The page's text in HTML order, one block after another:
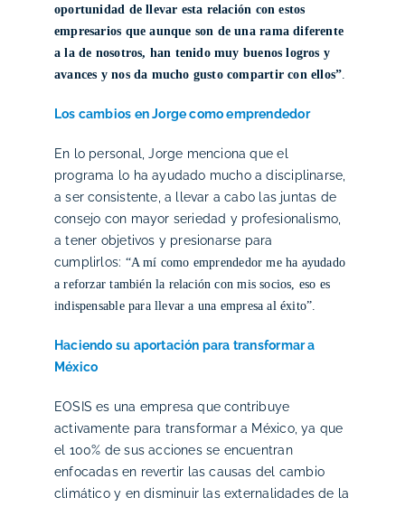
oportunidad de llevar esta relación con estos
empresarios que aunque son de una rama diferente
a la de nosotros, han tenido muy buenos logros y
avances y nos da mucho gusto compartir con ellos”.
Los cambios en Jorge como emprendedor
En lo personal, Jorge menciona que el
programa lo ha ayudado mucho a disciplinarse,
a ser consistente, a llevar a cabo las juntas de
consejo con mayor seriedad y profesionalismo,
a tener objetivos y presionarse para
cumplirlos: “A mí como emprendedor me ha ayudado
a reforzar también la relación con mis socios, eso es
indispensable para llevar a una empresa al éxito”.
Haciendo su aportación para transformar a
México
EOSIS es una empresa que contribuye
activamente para transformar a México, ya que
el 100% de sus acciones se encuentran
enfocadas en revertir las causas del cambio
climático y en disminuir las externalidades de la